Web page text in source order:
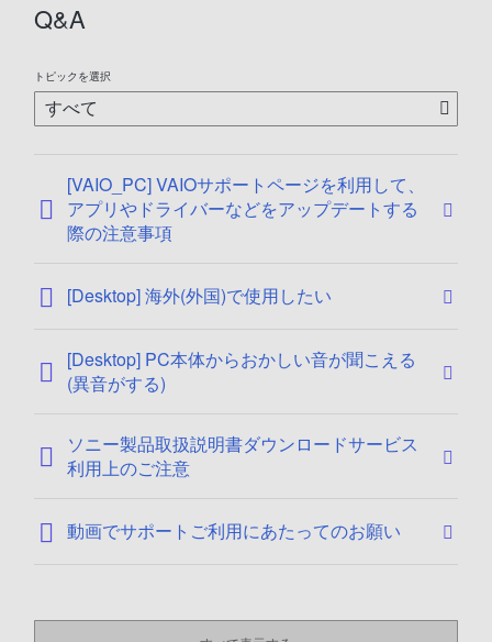
Q&A
トピックを選択
[VAIO_PC] VAIOサポートページを利用して、
アプリやドライバーなどをアップデートする
際の注意事項
[Desktop] 海外(外国)で使用したい
[Desktop] PC本体からおかしい音が聞こえる
(異音がする)
ソニー製品取扱説明書ダウンロードサービス
利用上のご注意
動画でサポートご利用にあたってのお願い